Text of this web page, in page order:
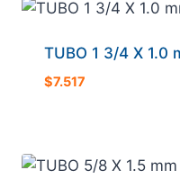
TUBO 1 3/4 X 1.0
$7.517